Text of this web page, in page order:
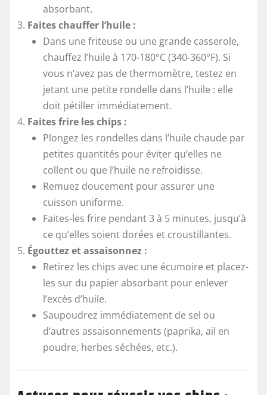
absorbant.
Faites chauffer l’huile :
Dans une friteuse ou une grande casserole,
chauffez l’huile à 170-180°C (340-360°F). Si
vous n’avez pas de thermomètre, testez en
jetant une petite rondelle dans l’huile : elle
doit pétiller immédiatement.
Faites frire les chips :
Plongez les rondelles dans l’huile chaude par
petites quantités pour éviter qu’elles ne
collent ou que l’huile ne refroidisse.
Remuez doucement pour assurer une
cuisson uniforme.
Faites-les frire pendant 3 à 5 minutes, jusqu’à
ce qu’elles soient dorées et croustillantes.
Égouttez et assaisonnez :
Retirez les chips avec une écumoire et placez-
les sur du papier absorbant pour enlever
l’excès d’huile.
Saupoudrez immédiatement de sel ou
d’autres assaisonnements (paprika, ail en
poudre, herbes séchées, etc.).